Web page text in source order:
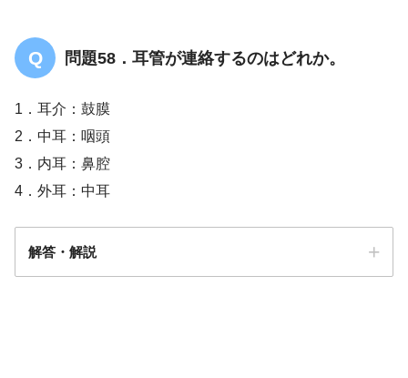
問題58．耳管が連絡するのはどれか。
1．耳介：鼓膜
2．中耳：咽頭
3．内耳：鼻腔
4．外耳：中耳
解答・解説